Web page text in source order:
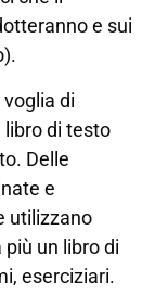
e sui
di
libro di testo
Delle
e
utilizzano
un libro di
eserciziari.